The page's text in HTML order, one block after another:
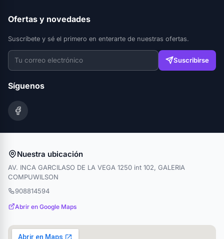
Ofertas y novedades
Suscríbete y sé el primero en enterarte de nuestras ofertas.
Suscribirse
Síguenos
Nuestra ubicación
AV. INCA GARCILASO DE LA VEGA 1250 int 102, GALERIA
COMPUWILSON
908814594
Abrir en Google Maps